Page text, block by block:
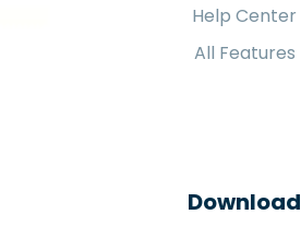
Help Center
All Features
Download